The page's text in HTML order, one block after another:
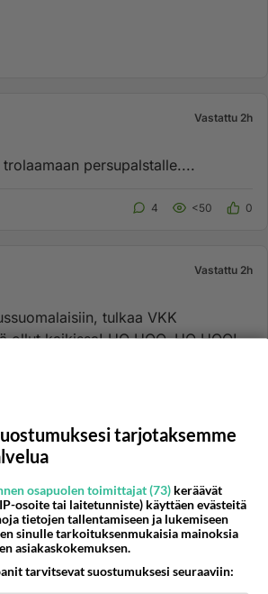
Vastattu 2h
persupalstalle....
4 <50 0
Vastattu 2h
tulkaa VKK
ollut kaikissa! HO HOO, HO HOO!...
Vastattu 2h
ja Vanhanen sähläsi
natinatiaan.
näiden herrojen
vieläkin vanhaa
7 <50
tarjotaksemme
osapuolen toimittajat (73) keräävät
osoite tai laitetunniste) käyttäen evästeitä
tietojen tallentamiseen ja lukemiseen
sinulle tarkoituksenmukaisia mainoksia
asiakaskokemuksen.
tarvitsevat suostumuksesi seuraaviin: